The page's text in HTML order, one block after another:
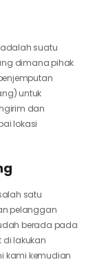
adalah suatu
dimana pihak
untuk
dan
lokasi
satu
pelanggan
berada pada
lakukan
kami kemudian